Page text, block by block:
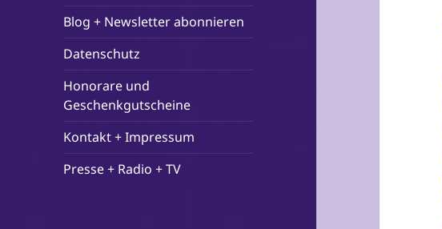
Blog + Newsletter abonnieren
Datenschutz
Honorare und
Geschenkgutscheine
Kontakt + Impressum
Presse + Radio + TV